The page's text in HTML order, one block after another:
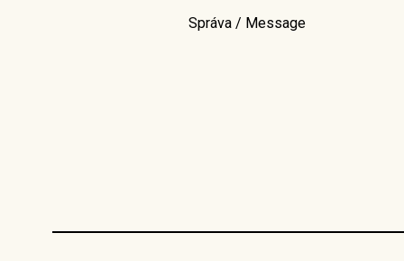
Správa / Message